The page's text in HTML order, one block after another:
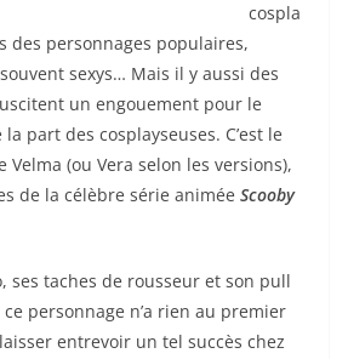
cospla
des personnages populaires,
sexys… Mais il y aussi des
un engouement pour le
part des cosplayseuses. C’est le
Velma (ou Vera selon les versions),
de la célèbre série animée Scooby
ses taches de rousseur et son pull
personnage n’a rien au premier
entrevoir un tel succès chez